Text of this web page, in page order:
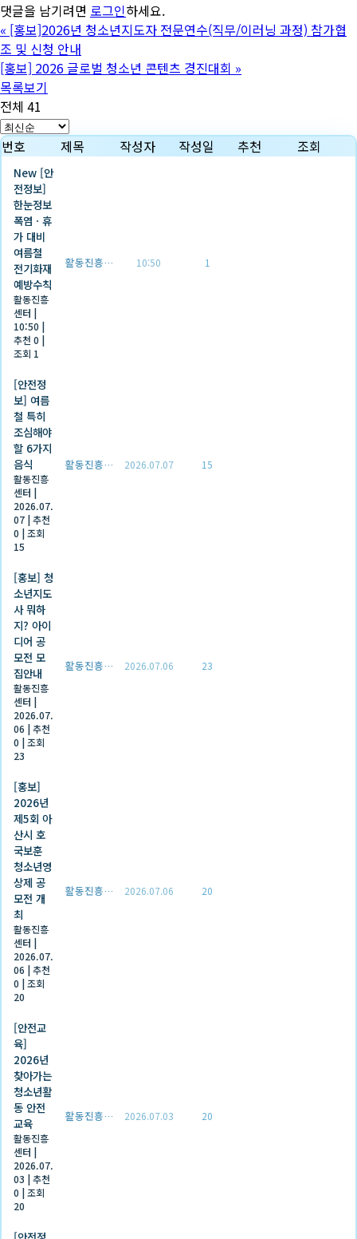
댓글을 남기려면 로그인하세요.
« [홍보]2026년 청소년지도자 전문연수(직무/이러닝 과정) 참가협
조 및 신청 안내
[홍보] 2026 글로벌 청소년 콘텐츠 경진대회 »
목록보기
전체 41
번호 제목 작성자 작성일 추천 조회
New [안
전정보]
한눈정보
폭염ㆍ휴
가 대비
여름철
전기화재
예방수칙
활동진흥
센터 |
10:50 |
추천 0 |
조회 1
활동진흥센터 10:50 1
[안전정
보] 여름
철 특히
조심해야
할 6가지
음식
활동진흥
센터 |
2026.07.
07 |추천
0 |조회
15
활동진흥센터 2026.07.07 15
[홍보] 청
소년지도
사 뭐하
지? 아이
디어 공
모전 모
집안내
활동진흥
센터 |
2026.07.
06 |추천
0 |조회
23
활동진흥센터 2026.07.06 23
[홍보]
2026년
제5회 아
산시 호
국보훈
청소년영
상제 공
모전 개
최
활동진흥
센터 |
2026.07.
06 |추천
0 |조회
20
활동진흥센터 2026.07.06 20
[안전교
육]
2026년
찾아가는
청소년활
동 안전
교육
활동진흥
센터 |
2026.07.
03 |추천
0 |조회
20
활동진흥센터 2026.07.03 20